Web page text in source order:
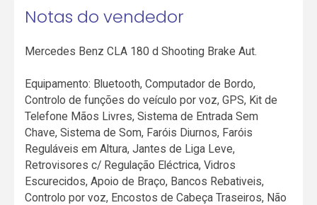
Notas do vendedor
Mercedes Benz CLA 180 d Shooting Brake Aut.
Equipamento: Bluetooth, Computador de Bordo,
Controlo de funções do veículo por voz, GPS, Kit de
Telefone Mãos Livres, Sistema de Entrada Sem
Chave, Sistema de Som, Faróis Diurnos, Faróis
Reguláveis em Altura, Jantes de Liga Leve,
Retrovisores c/ Regulação Eléctrica, Vidros
Escurecidos, Apoio de Braço, Bancos Rebativeis,
Controlo por voz, Encostos de Cabeça Traseiros, Não